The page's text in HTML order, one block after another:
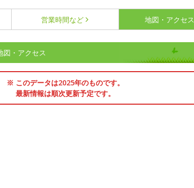
営業時間など 地図・アクセス
図・アクセス
※ このデータは2025年のものです。
最新情報は順次更新予定です。